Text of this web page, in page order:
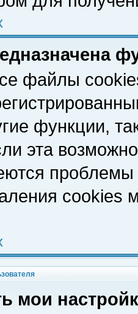
файлы
функции,
эта
cookies
мои